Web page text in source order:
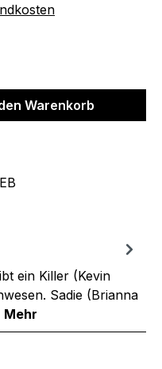
Warenkorb
ein Killer (Kevin
Sadie (Brianna
Mehr